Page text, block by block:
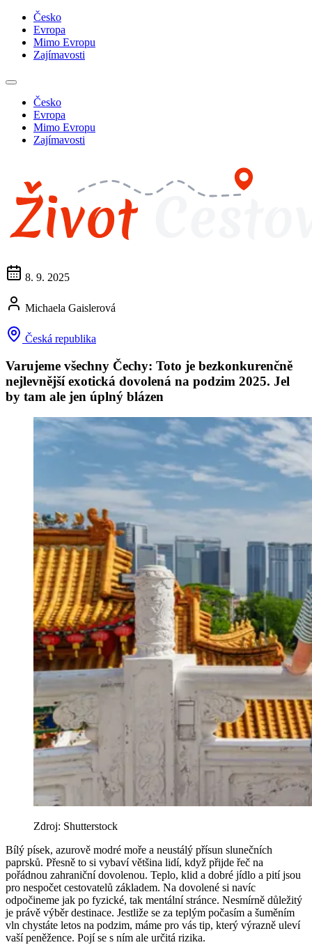
Česko
Evropa
Mimo Evropu
Zajímavosti
Česko
Evropa
Mimo Evropu
Zajímavosti
8. 9. 2025
Michaela Gaislerová
Česká republika
Varujeme všechny Čechy: Toto je bezkonkurenčně
nejlevnější exotická dovolená na podzim 2025. Jel
by tam ale jen úplný blázen
Zdroj: Shutterstock
Bílý písek, azurově modré moře a neustálý přísun slunečních
paprsků. Přesně to si vybaví většina lidí, když přijde řeč na
pořádnou zahraniční dovolenou. Teplo, klid a dobré jídlo a pití jsou
pro nespočet cestovatelů základem. Na dovolené si navíc
odpočineme jak po fyzické, tak mentální stránce. Nesmírně důležitý
je právě výběr destinace. Jestliže se za teplým počasím a šuměním
vln chystáte letos na podzim, máme pro vás tip, který výrazně uleví
vaší peněžence. Pojí se s ním ale určitá rizika.